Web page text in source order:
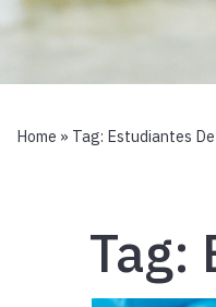
Home » Tag: Estudiantes
Tag: